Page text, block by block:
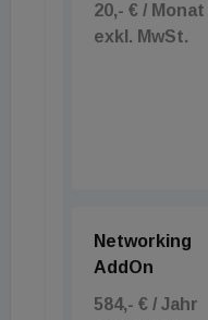
20,- € / Monat
exkl. MwSt.
Networking
AddOn
584,- € / Jahr